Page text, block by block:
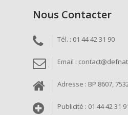
Nous Contacter
Tél. : 01 44 42 31 90
Email :
Adresse : BP 8607,
Publicité : 01 44 42 31